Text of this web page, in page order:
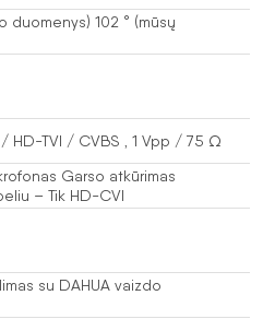
duomenys) 102 ° (mūsų
HD-TVI / CVBS , 1 Vpp / 75 Ω
Garso atkūrimas
– Tik HD-CVI
su DAHUA vaizdo